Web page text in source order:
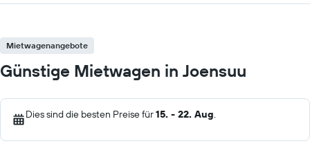
Mietwagenangebote
Günstige Mietwagen in Joensuu
Dies sind die besten Preise für15. - 22. Aug.